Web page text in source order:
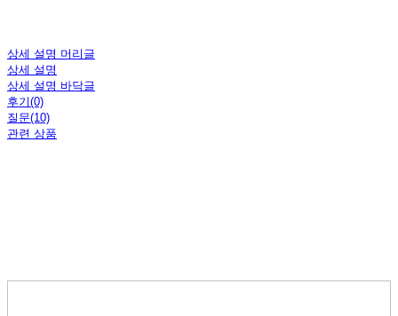
상세 설명 머리글
상세 설명
상세 설명 바닥글
후기(0)
질문(10)
관련 상품